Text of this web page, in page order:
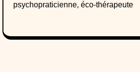
psychopraticienne, éco-thérapeute